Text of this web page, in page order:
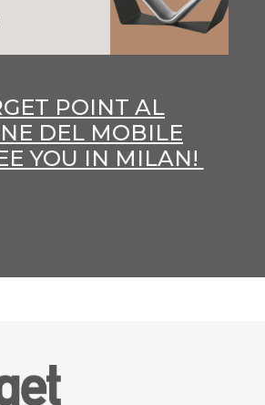
POINT AL
DEL MOBILE
YOU IN MILAN!